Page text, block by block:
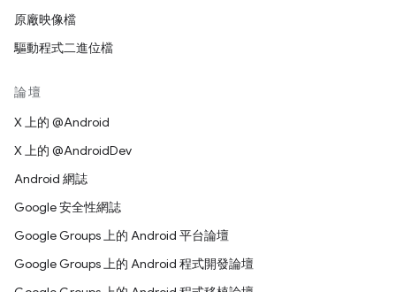
原廠映像檔
驅動程式二進位檔
論壇
X 上的 @Android
X 上的 @AndroidDev
Android 網誌
Google 安全性網誌
Google Groups 上的 Android 平台論壇
Google Groups 上的 Android 程式開發論壇